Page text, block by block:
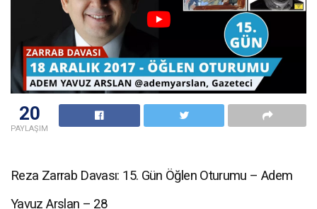
20
PAYLAŞIM
Reza Zarrab Davası: 15. Gün Öğlen Oturumu – Adem
Yavuz Arslan – 28